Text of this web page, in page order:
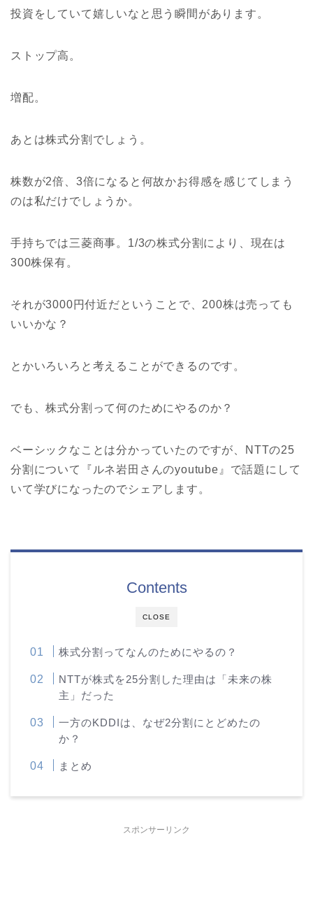
投資をしていて嬉しいなと思う瞬間があります。
ストップ高。
増配。
あとは株式分割でしょう。
株数が2倍、3倍になると何故かお得感を感じてしまう
のは私だけでしょうか。
手持ちでは三菱商事。1/3の株式分割により、現在は
300株保有。
それが3000円付近だということで、200株は売っても
いいかな？
とかいろいろと考えることができるのです。
でも、株式分割って何のためにやるのか？
ベーシックなことは分かっていたのですが、NTTの25
分割について『ルネ岩田さんのyoutube』で話題にして
いて学びになったのでシェアします。
CLOSE
Contents
株式分割ってなんのためにやるの？
NTTが株式を25分割した理由は「未来の株
主」だった
一方のKDDIは、なぜ2分割にとどめたの
か？
まとめ
スポンサーリンク